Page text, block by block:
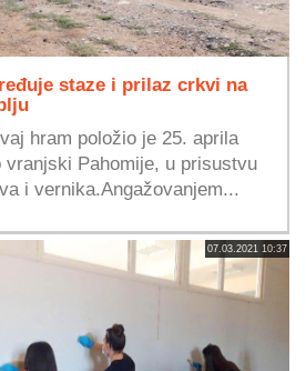
staze i prilaz crkvi na
hram položio je 25. aprila
vranjski Pahomije, u prisustvu
i vernika.Angažovanjem...
07.03.2021 10:37